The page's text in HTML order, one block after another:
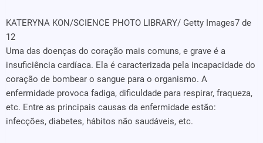
KATERYNA KON/SCIENCE PHOTO LIBRARY/ Getty Images7 de
12
Uma das doenças do coração mais comuns, e grave é a
insuficiência cardíaca. Ela é caracterizada pela incapacidade do
coração de bombear o sangue para o organismo. A
enfermidade provoca fadiga, dificuldade para respirar, fraqueza,
etc. Entre as principais causas da enfermidade estão:
infecções, diabetes, hábitos não saudáveis, etc.